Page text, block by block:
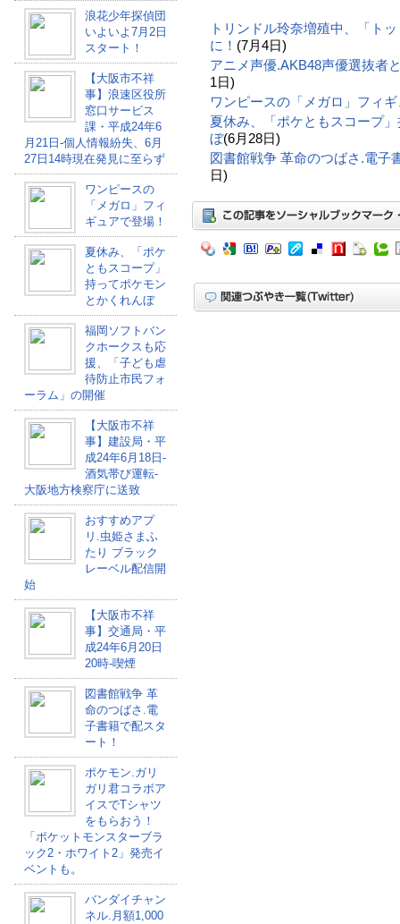
浪花少年探偵団
いよいよ7月2日
スタート！
【大阪市不祥
事】浪速区役所
窓口サービス
課・平成24年6
月21日-個人情報紛失、6月
27日14時現在発見に至らず
ワンピースの
「メガロ」フィ
ギュアで登場！
夏休み、「ポケ
ともスコープ」
持ってポケモン
とかくれんぼ
福岡ソフトバン
クホークスも応
援、「子ども虐
待防止市民フォ
ーラム」の開催
【大阪市不祥
事】建設局・平
成24年6月18日-
酒気帯び運転-
大阪地方検察庁に送致
おすすめアプ
リ.虫姫さまふ
たり ブラック
レーベル配信開
始
【大阪市不祥
事】交通局・平
成24年6月20日
20時-喫煙
図書館戦争 革
命のつばさ.電
子書籍で配スタ
ート！
ポケモン.ガリ
ガリ君コラボア
イスでTシャツ
をもらおう！
「ポケットモンスターブラ
ック2・ホワイト2」発売イ
ベントも。
バンダイチャン
ネル.月額1,000
トリンドル玲奈増殖中、「ト
に！ (7月4日)
アニメ声優.AKB48声優選抜者
1日)
ワンピースの「メガロ」フィ
夏休み、「ポケともスコープ
ぼ(6月28日)
図書館戦争 革命のつばさ.電子
日)